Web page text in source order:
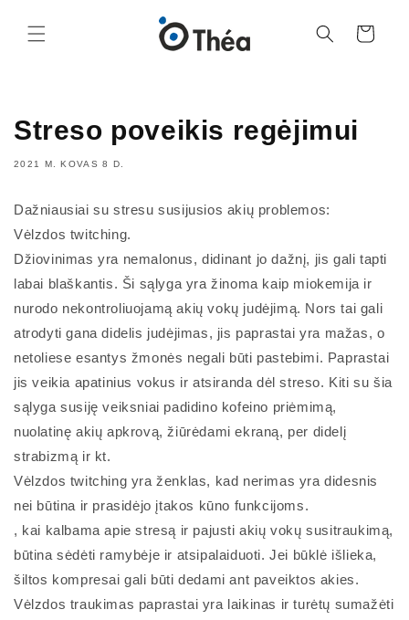
turinį
Krepšelis
Streso poveikis regėjimui
2021 M. KOVAS 8 D.
Dažniausiai su stresu susijusios akių problemos:
Vėlzdos twitching.
Džiovinimas yra nemalonus, didinant jo dažnį, jis gali tapti
labai blaškantis. Ši sąlyga yra žinoma kaip miokemija ir
nurodo nekontroliuojamą akių vokų judėjimą. Nors tai gali
atrodyti gana didelis judėjimas, jis paprastai yra mažas, o
netoliese esantys žmonės negali būti pastebimi. Paprastai
jis veikia apatinius vokus ir atsiranda dėl streso. Kiti su šia
sąlyga susiję veiksniai padidino kofeino priėmimą,
nuolatinę akių apkrovą, žiūrėdami ekraną, per didelį
strabizmą ir kt.
Vėlzdos twitching yra ženklas, kad nerimas yra didesnis
nei būtina ir prasidėjo įtakos kūno funkcijoms.
, kai kalbama apie stresą ir pajusti akių vokų susitraukimą,
būtina sėdėti ramybėje ir atsipalaiduoti. Jei būklė išlieka,
šiltos kompresai gali būti dedami ant paveiktos akies.
Vėlzdos traukimas paprastai yra laikinas ir turėtų sumažėti